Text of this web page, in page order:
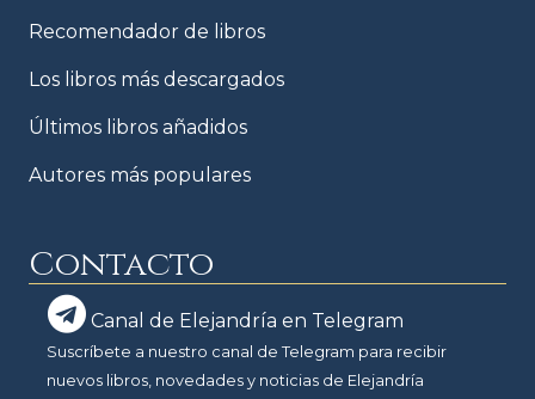
Recomendador de libros
Los libros más descargados
Últimos libros añadidos
Autores más populares
Contacto
Canal de Elejandría en Telegram
Suscríbete a nuestro canal de Telegram para recibir
nuevos libros, novedades y noticias de Elejandría